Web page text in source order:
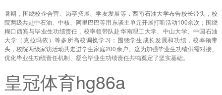
暑期，围绕校企合营、岗亭拓展、学友发展等，西南石油大学布告校长带头，校
院两级共赴中石油、中核、阿里巴巴等用东谈主单元开展打听活动100余次；围绕
糊口西宾与毕业生功绩责任，校率领带队赴华南理工大学、中山大学、中国石油
大学（克拉玛依）等多所高校调换学习；围绕学生成长发展和功绩，校率领带
头，校院两级家访活动共走进学生家庭200余户。这为加强毕业生功绩供需对接、
优化毕业生功绩责任机制、凝合毕业生功绩责任共鸣奠定了坚实基础。
皇冠体育hg86a